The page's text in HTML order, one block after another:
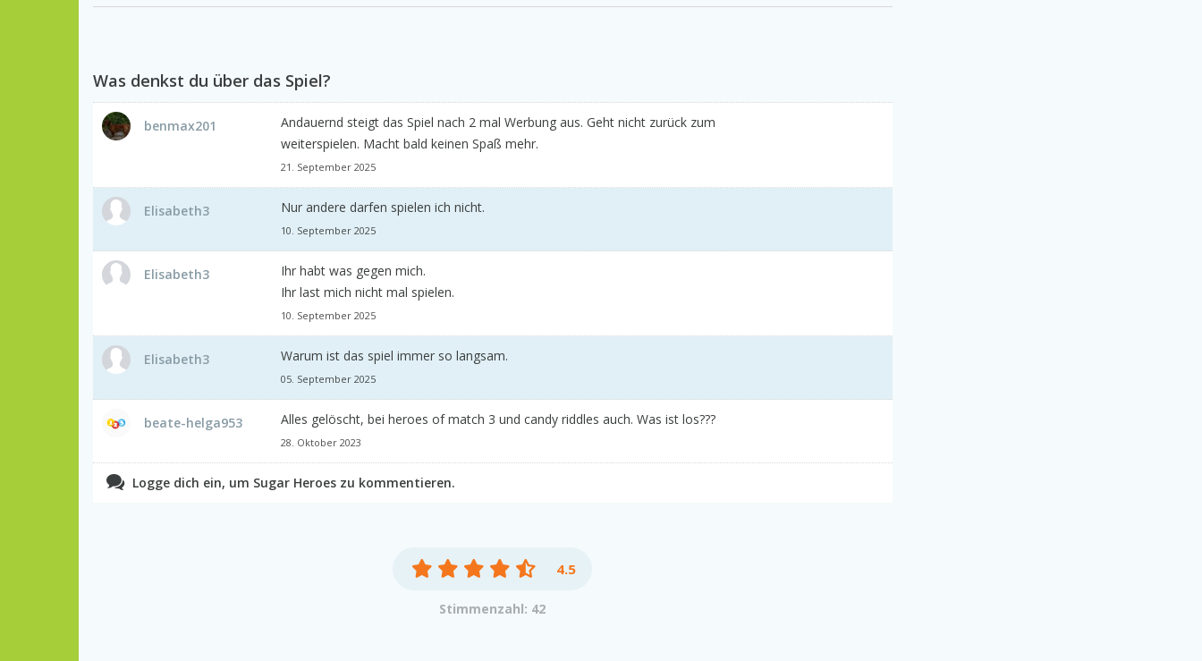
Was denkst du über das Spiel?
benmax201
Andauernd steigt das Spiel nach 2 mal Werbung aus. Geht nicht zurück zum
weiterspielen. Macht bald keinen Spaß mehr.
21. September 2025
Elisabeth3 Nur andere darfen spielen ich nicht.
10. September 2025
Elisabeth3
Ihr habt was gegen mich.
Ihr last mich nicht mal spielen.
10. September 2025
Elisabeth3 Warum ist das spiel immer so langsam.
05. September 2025
beate-helga953 Alles gelöscht, bei heroes of match 3 und candy riddles auch. Was ist los???
28. Oktober 2023
Logge dich ein, um Sugar Heroes zu kommentieren.
4.5
Stimmenzahl: 42